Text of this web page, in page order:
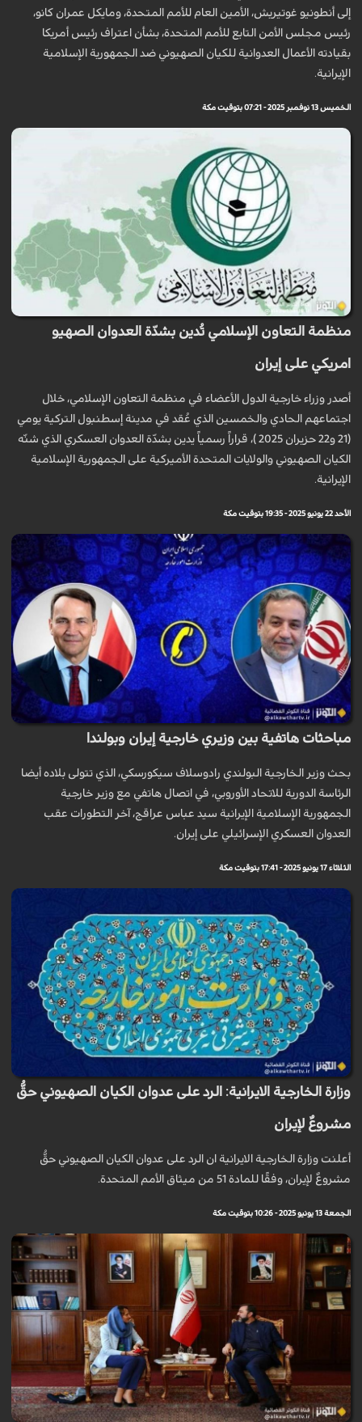
إلى أنطونيو غوتيريش، الأمين العام للأمم المتحدة، ومايكل عمران كانو،
رئيس مجلس الأمن التابع للأمم المتحدة، بشأن اعتراف رئيس أمريكا
بقيادته الأعمال العدوانية للكيان الصهيوني ضد الجمهورية الإسلامية
الإيرانية.
الخميس 13 نوفمبر 2025 - 07:21 بتوقيت مكة
منظمة التعاون الإسلامي تُدين بشدّة العدوان الصهيو
امريكي على إيران
أصدر وزراء خارجية الدول الأعضاء في منظمة التعاون الإسلامي، خلال
اجتماعهم الحادي والخمسين الذي عُقد في مدينة إسطنبول التركية يومي
(21 و22 حزيران 2025 )، قراراً رسمياً يدين بشدّة العدوان العسكري الذي شنّه
الكيان الصهيوني والولايات المتحدة الأميركية على الجمهورية الإسلامية
الإيرانية.
الأحد 22 يونيو 2025 - 19:35 بتوقيت مكة
مباحثات هاتفية بين وزيري خارجية إيران وبولندا
بحث وزير الخارجية البولندي رادوسلاف سيكورسكي، الذي تتولى بلاده أيضا
الرئاسة الدورية للاتحاد الأوروبي، في اتصال هاتفي مع وزير خارجية
الجمهورية الإسلامية الإيرانية سيد عباس عراقج، آخر التطورات عقب
العدوان العسكري الإسرائيلي على إيران.
الثلاثاء 17 يونيو 2025 - 17:41 بتوقيت مكة
وزارة الخارجية الايرانية: الرد على عدوان الكيان الصهيوني حقٌّ
مشروعٌ لإيران
أعلنت وزارة الخارجية الايرانية ان الرد على عدوان الكيان الصهيوني حقٌّ
مشروعٌ لإيران، وفقًا للمادة 51 من ميثاق الأمم المتحدة.
الجمعة 13 يونيو 2025 - 10:26 بتوقيت مكة